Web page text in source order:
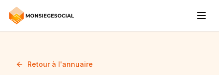
Retour à l'annuaire